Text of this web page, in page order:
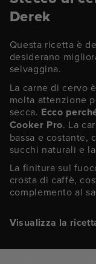
Derek
Questa ricetta è
desiderano
selvaggina.
La carne di cervo
molta attenzione
secca. Ecco
Cooker Pro. La
bassa e costante,
succhi naturali e
La finitura sul
crosta di caffè,
complemento al
Visualizza la